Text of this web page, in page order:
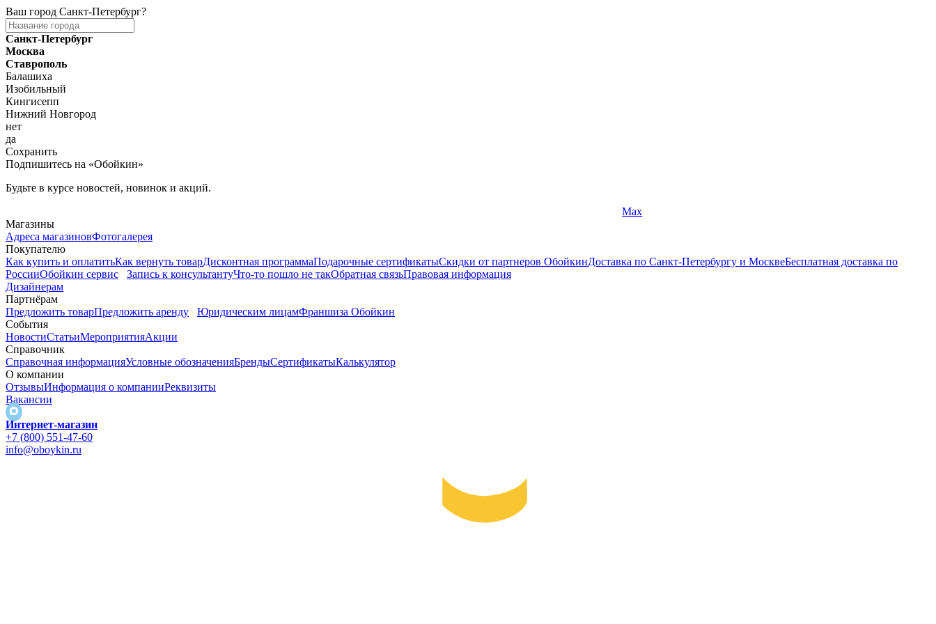
Ваш город Санкт-Петербург?
Санкт-Петербург
Москва
Ставрополь
Балашиха
Изобильный
Кингисепп
Нижний Новгород
нет
да
Сохранить
Подпишитесь на «Обойкин»
Будьте в курсе новостей, новинок и акций.
Max
Магазины
Адреса магазиновФотогалерея
Покупателю
Как купить и оплатитьКак вернуть товарДисконтная программаПодарочные сертификатыСкидки от партнеров ОбойкинДоставка по Санкт-Петербургу и МосквеБесплатная доставка по
РоссииОбойкин сервис Запись к консультантуЧто-то пошло не такОбратная связьПравовая информация
Дизайнерам
Партнёрам
Предложить товарПредложить аренду Юридическим лицамФраншиза Обойкин
События
НовостиСтатьиМероприятияАкции
Справочник
Справочная информацияУсловные обозначенияБрендыСертификатыКалькулятор
О компании
ОтзывыИнформация о компанииРеквизиты
Вакансии
Интернет-магазин
+7 (800) 551-47-60
info@oboykin.ru